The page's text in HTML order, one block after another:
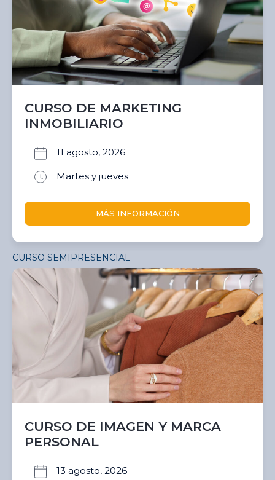
CURSO DE MARKETING
INMOBILIARIO
11 agosto, 2026
Martes y jueves
MÁS INFORMACIÓN
CURSO SEMIPRESENCIAL
CURSO DE IMAGEN Y MARCA
PERSONAL
13 agosto, 2026